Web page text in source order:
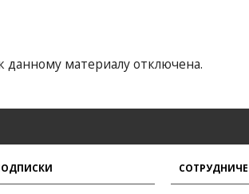
материалу отключена.